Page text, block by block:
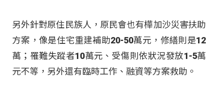
另外針對原住民族人，原民會也有樺加沙災害扶助
方案，像是住宅重建補助20-50萬元，修繕則是12
萬；罹難失蹤者10萬元、受傷則依狀況發放1-5萬
元不等，另外還有臨時工作、融資等方案救助。